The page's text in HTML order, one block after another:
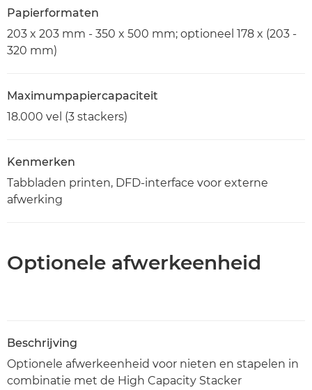
Papierformaten
203 x 203 mm - 350 x 500 mm; optioneel 178 x (203 -
320 mm)
Maximumpapiercapaciteit
18.000 vel (3 stackers)
Kenmerken
Tabbladen printen, DFD-interface voor externe
afwerking
Optionele afwerkeenheid
Beschrijving
Optionele afwerkeenheid voor nieten en stapelen in
combinatie met de High Capacity Stacker